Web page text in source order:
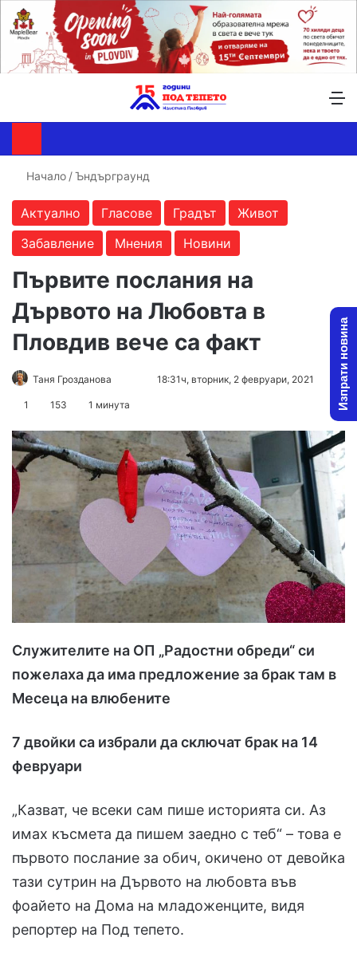
Начало /Ъндърграунд
Актуално Гласове Градът
Живот
Забавление
Мнения Новини
Първите послания на
Дървото на Любовта в
Пловдив вече са факт
Таня Грозданова
o
o
n
a
n
e
m
18:31ч, вторник, 2 февруари, 2021
1 153 1 минута
Служителите на ОП „Радостни обреди“ си
пожелаха да има предложение за брак там в
Месеца на влюбените
7 двойки са избрали да сключат брак на 14
февруари
„Казват, че всеки сам пише историята си. Аз
имах късмета да пишем заедно с теб“ – това е
първото послание за обич, окичено от девойка
тази сутрин на Дървото на любовта във
фоайето на Дома на младоженците, видя
репортер на Под тепето.
Изпрати новина